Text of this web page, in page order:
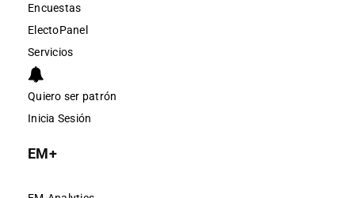
Encuestas
ElectoPanel
Servicios
Quiero ser patrón
Inicia Sesión
EM+